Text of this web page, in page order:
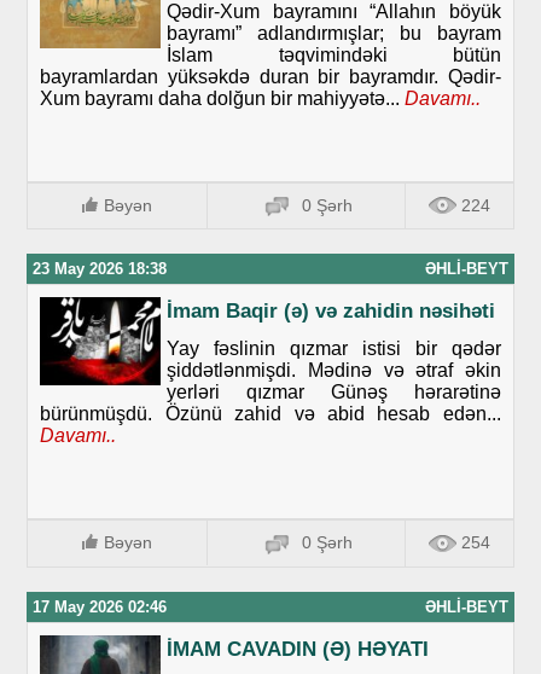
Qədir-Xum bayramını “Allahın böyük
bayramı” adlandırmışlar; bu bayram
İslam təqvimindəki bütün
bayramlardan yüksəkdə duran bir bayramdır. Qədir-
Xum bayramı daha dolğun bir mahiyyətə... Davamı..
Bəyən 0 Şərh 224
23 May 2026 18:38 ƏHLI-BEYT
İmam Baqir (ə) və zahidin nəsihəti
Yay fəslinin qızmar istisi bir qədər
şiddətlənmişdi. Mədinə və ətraf əkin
yerləri qızmar Günəş hərarətinə
bürünmüşdü. Özünü zahid və abid hesab edən...
Davamı..
Bəyən 0 Şərh 254
17 May 2026 02:46 ƏHLI-BEYT
İMAM CAVADIN (Ə) HƏYATI